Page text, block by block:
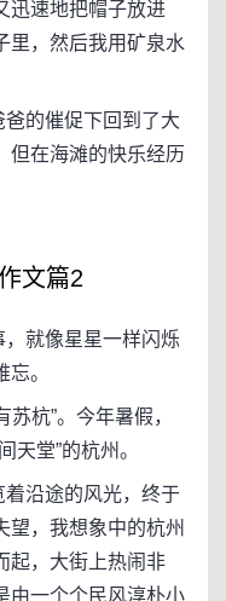
迅速地把帽子放进
里，然后我用矿泉水
的催促下回到了大
但在海滩的快乐经历
文篇2
就像星星一样闪烁
。
杭”。今年暑假，
天堂”的杭州。
沿途的风光，终于
望，我想象中的杭州
起，大街上热闹非
由一个个民风淳朴小